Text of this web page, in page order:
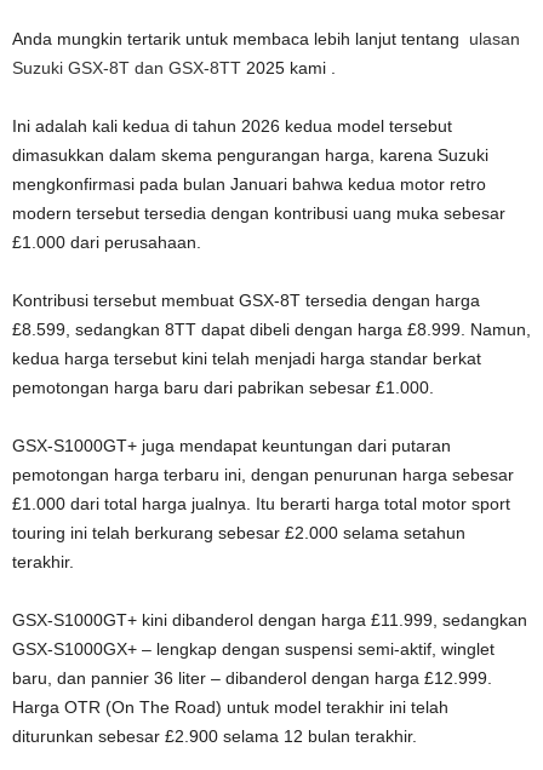
Anda mungkin tertarik untuk membaca lebih lanjut tentang ulasan
Suzuki GSX-8T dan GSX-8TT 2025 kami .
Ini adalah kali kedua di tahun 2026 kedua model tersebut
dimasukkan dalam skema pengurangan harga, karena Suzuki
mengkonfirmasi pada bulan Januari bahwa kedua motor retro
modern tersebut tersedia dengan kontribusi uang muka sebesar
£1.000 dari perusahaan.
Kontribusi tersebut membuat GSX-8T tersedia dengan harga
£8.599, sedangkan 8TT dapat dibeli dengan harga £8.999. Namun,
kedua harga tersebut kini telah menjadi harga standar berkat
pemotongan harga baru dari pabrikan sebesar £1.000.
GSX-S1000GT+ juga mendapat keuntungan dari putaran
pemotongan harga terbaru ini, dengan penurunan harga sebesar
£1.000 dari total harga jualnya. Itu berarti harga total motor sport
touring ini telah berkurang sebesar £2.000 selama setahun
terakhir.
GSX-S1000GT+ kini dibanderol dengan harga £11.999, sedangkan
GSX-S1000GX+ – lengkap dengan suspensi semi-aktif, winglet
baru, dan pannier 36 liter – dibanderol dengan harga £12.999.
Harga OTR (On The Road) untuk model terakhir ini telah
diturunkan sebesar £2.900 selama 12 bulan terakhir.